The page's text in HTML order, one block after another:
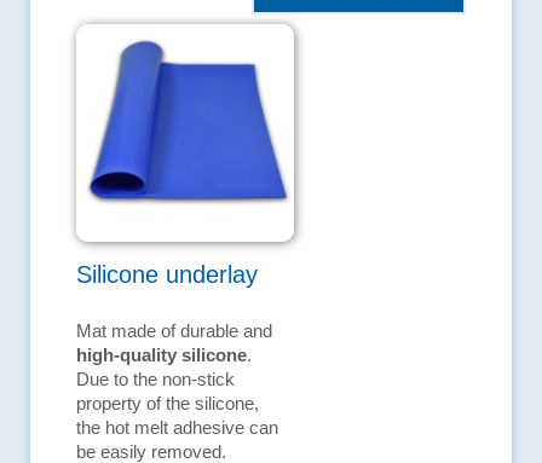
Silicone underlay
Mat made of durable and
high-quality silicone.
Due to the non-stick
property of the silicone,
the hot melt adhesive can
be easily removed.